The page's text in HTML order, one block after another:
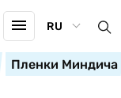
RU
Пленки Миндича